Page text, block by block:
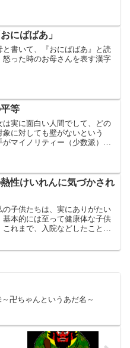
いうことですね。諸行無常の考
は救いの可能性は低いかもしれ
、思い通りにいかないのが、当
のですよと納得するためには非
た考え方だと思います。
にばばあ」
と書いて、『おにばばあ』と読
怒った時のお母さんを表す漢字
等
は実に面白い人間でして、どの
象に対しても壁がないという
がマイノリティー（少数派）で
ーへの差別意識とい...
性けいれんに気づかされ
の子供たちは、実にありがたい
基本的には至って健康体な子供
これまで、入院などしたことが
卍ちゃんというあだ名～